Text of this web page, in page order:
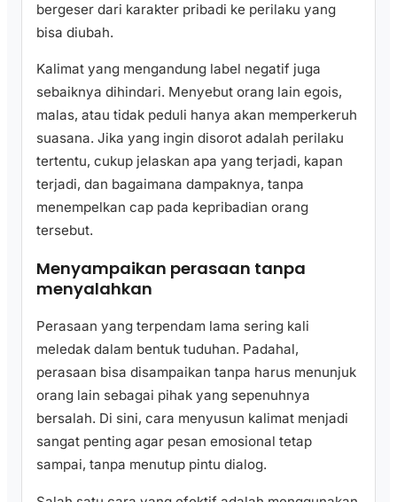
bergeser dari karakter pribadi ke perilaku yang
bisa diubah.
Kalimat yang mengandung label negatif juga
sebaiknya dihindari. Menyebut orang lain egois,
malas, atau tidak peduli hanya akan memperkeruh
suasana. Jika yang ingin disorot adalah perilaku
tertentu, cukup jelaskan apa yang terjadi, kapan
terjadi, dan bagaimana dampaknya, tanpa
menempelkan cap pada kepribadian orang
tersebut.
Menyampaikan perasaan tanpa
menyalahkan
Perasaan yang terpendam lama sering kali
meledak dalam bentuk tuduhan. Padahal,
perasaan bisa disampaikan tanpa harus menunjuk
orang lain sebagai pihak yang sepenuhnya
bersalah. Di sini, cara menyusun kalimat menjadi
sangat penting agar pesan emosional tetap
sampai, tanpa menutup pintu dialog.